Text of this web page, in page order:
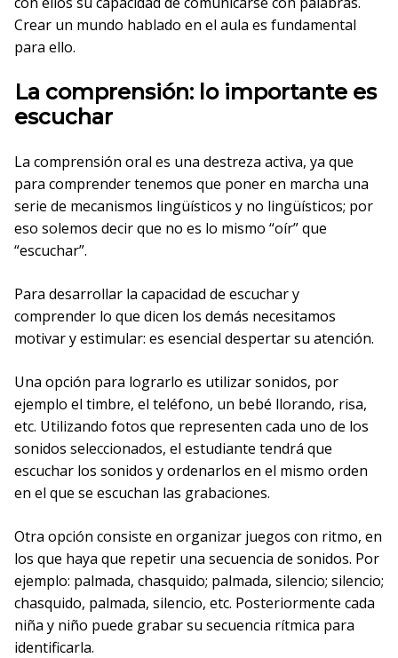
Crear un mundo hablado en el aula es fundamental
para ello.
La comprensión: lo importante es
escuchar
La comprensión oral es una destreza activa, ya que
para comprender tenemos que poner en marcha una
serie de mecanismos lingüísticos y no lingüísticos; por
eso solemos decir que no es lo mismo “oír” que
“escuchar”.
Para desarrollar la capacidad de escuchar y
comprender lo que dicen los demás necesitamos
motivar y estimular: es esencial despertar su atención.
Una opción para lograrlo es utilizar sonidos, por
ejemplo el timbre, el teléfono, un bebé llorando, risa,
etc. Utilizando fotos que representen cada uno de los
sonidos seleccionados, el estudiante tendrá que
escuchar los sonidos y ordenarlos en el mismo orden
en el que se escuchan las grabaciones.
Otra opción consiste en organizar juegos con ritmo, en
los que haya que repetir una secuencia de sonidos. Por
ejemplo: palmada, chasquido; palmada, silencio; silencio;
chasquido, palmada, silencio, etc. Posteriormente cada
niña y niño puede grabar su secuencia rítmica para
identificarla.